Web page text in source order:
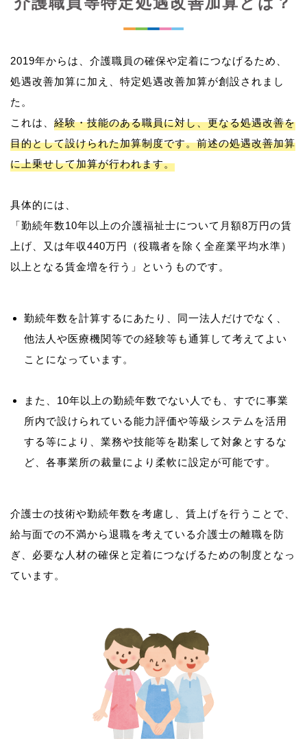
2019年からは、介護職員の確保や定着につなげるため、
処遇改善加算に加え、特定処遇改善加算が創設されまし
た。
これは、 経験・技能のある職員に対し、更なる処遇改善を
目的として設けられた加算制度です。前述の処遇改善加算
に上乗せして加算が行われます。
具体的には、
「勤続年数10年以上の介護福祉士について月額8万円の賃
上げ、又は年収440万円（役職者を除く全産業平均水準）
勤続年数を計算するにあたり、同一法人だけでなく、
他法人や医療機関等での経験等も通算して考えてよい
ことになっています。
また、10年以上の勤続年数でない人でも、すでに事業
所内で設けられている能力評価や等級システムを活用
する等により、業務や技能等を勘案して対象とするな
ど、各事業所の裁量により柔軟に設定が可能です。
介護士の技術や勤続年数を考慮し、賃上げを行うことで、
給与面での不満から退職を考えている介護士の離職を防
ぎ、必要な人材の確保と定着につなげるための制度となっ
ています。